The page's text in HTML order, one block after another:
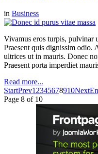
in Business
Vivamus eros turpis, pulvinar
Praesent quis dignissim
ultrices ut in mauris. Donec
Praesent porta imperdiet
Read more...
StartPrev1 2345678910Next
Page 8 of 10